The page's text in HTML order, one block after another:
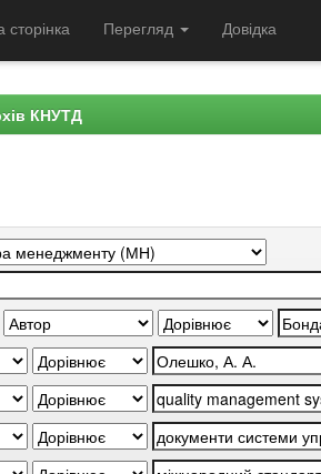
Перегляд Довідка
КНУТД